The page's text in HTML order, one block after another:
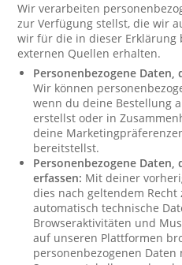
Wir verarbeiten
zur Verfügung stellst, die wir
wir für die in dieser Erklärung
externen Quellen erhalten.
Personenbezogene
Wir können
wenn du deine Bestellung
erstellst oder in
deine
bereitstellst.
Personenbezogene
erfassen: Mit deiner
dies nach geltendem
automatisch technische
Browseraktivitäten und
auf unseren Plattformen
personenbezogenen Daten